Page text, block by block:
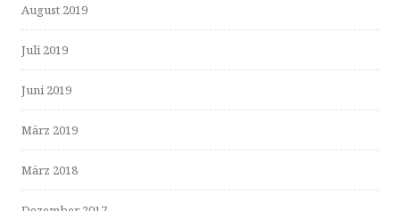
August 2019
Juli 2019
Juni 2019
März 2019
März 2018